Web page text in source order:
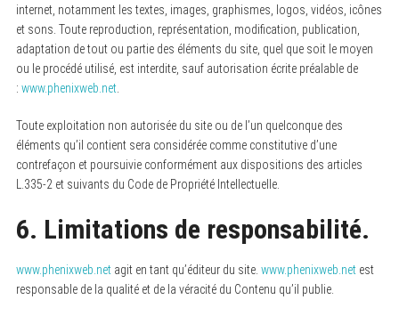
internet, notamment les textes, images, graphismes, logos, vidéos, icônes
et sons. Toute reproduction, représentation, modification, publication,
adaptation de tout ou partie des éléments du site, quel que soit le moyen
ou le procédé utilisé, est interdite, sauf autorisation écrite préalable de
: www.phenixweb.net.
Toute exploitation non autorisée du site ou de l’un quelconque des
éléments qu’il contient sera considérée comme constitutive d’une
contrefaçon et poursuivie conformément aux dispositions des articles
L.335-2 et suivants du Code de Propriété Intellectuelle.
6. Limitations de responsabilité.
www.phenixweb.netagit en tant qu’éditeur du site. www.phenixweb.netest
responsable de la qualité et de la véracité du Contenu qu’il publie.